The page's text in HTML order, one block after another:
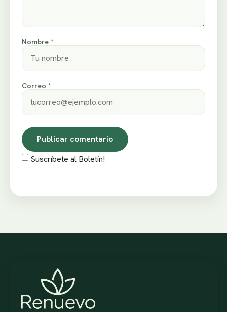
Nombre *
Correo *
Suscríbete al Boletín!